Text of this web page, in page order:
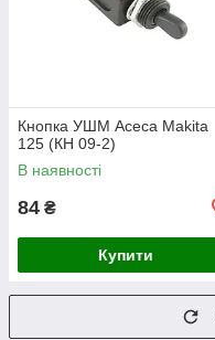
Кнопка УШМ Асеса Makita
125 (КН 09-2)
В наявності
84 ₴
Купити